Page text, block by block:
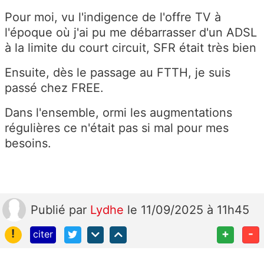
Pour moi, vu l'indigence de l'offre TV à
l'époque où j'ai pu me débarrasser d'un ADSL
à la limite du court circuit, SFR était très bien
Ensuite, dès le passage au FTTH, je suis
passé chez FREE.
Dans l'ensemble, ormi les augmentations
régulières ce n'était pas si mal pour mes
besoins.
Publié par Lydhe le 11/09/2025 à 11h45
!
citer + -